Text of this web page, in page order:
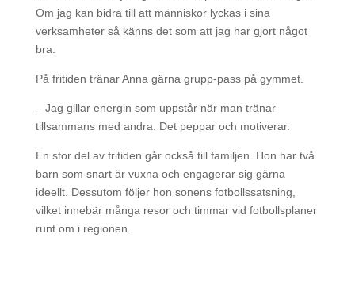
Om jag kan bidra till att människor lyckas i sina
verksamheter så känns det som att jag har gjort något
bra.
På fritiden tränar Anna gärna grupp-pass på gymmet.
– Jag gillar energin som uppstår när man tränar
tillsammans med andra. Det peppar och motiverar.
En stor del av fritiden går också till familjen. Hon har två
barn som snart är vuxna och engagerar sig gärna
ideellt. Dessutom följer hon sonens fotbollssatsning,
vilket innebär många resor och timmar vid fotbollsplaner
runt om i regionen.